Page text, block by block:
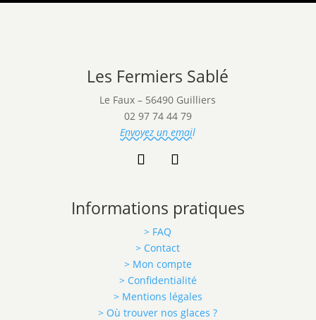
Les Fermiers Sablé
Le Faux – 56490 Guilliers
02 97 74 44 79
Envoyez un email
Informations pratiques
> FAQ
> Contact
> Mon compte
> Confidentialité
> Mentions légales
> Où trouver nos glaces ?